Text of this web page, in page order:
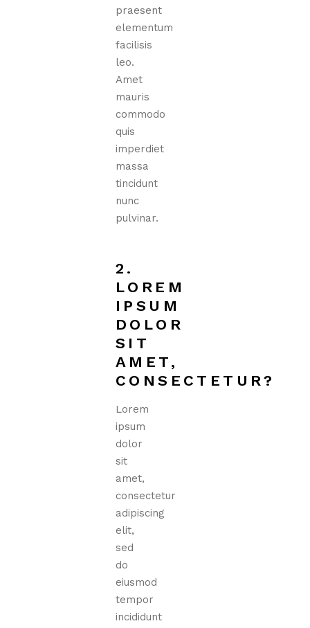
praesent
elementum
facilisis
leo.
Amet
mauris
commodo
quis
imperdiet
massa
tincidunt
nunc
pulvinar.
2.
LOREM
IPSUM
DOLOR
SIT
AMET,
CONSECTETUR?
Lorem
ipsum
dolor
sit
amet,
consectetur
adipiscing
elit,
sed
do
eiusmod
tempor
incididunt